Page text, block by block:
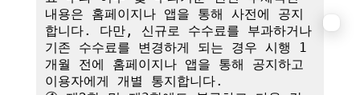
내용은 홈페이지나 앱을 통해 사전에 공지
합니다. 다만, 신규로 수수료를 부과하거나
기존 수수료를 변경하게 되는 경우 시행 1
개월 전에 홈페이지나 앱을 통해 공지하고
이용자에게 개별 통지합니다.